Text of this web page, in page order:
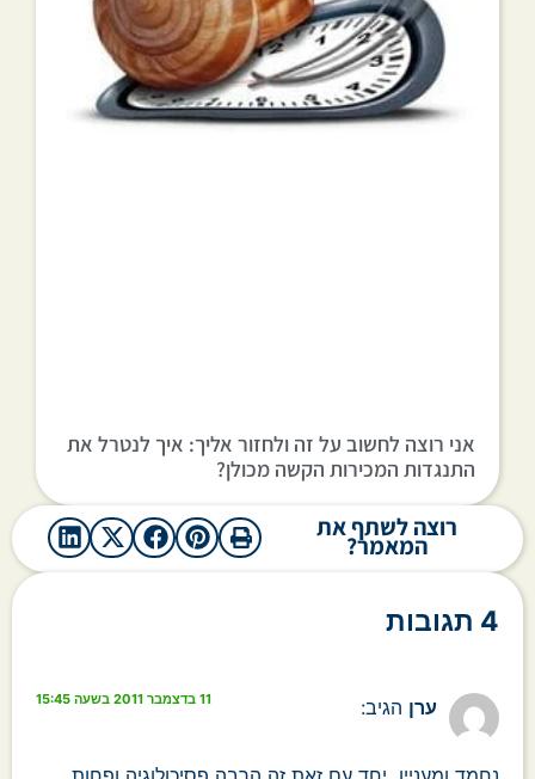
אני רוצה לחשוב על זה ולחזור אליך: איך לנטרל את
התנגדות המכירות הקשה מכולן?
רוצה לשתף את
המאמר?
4 תגובות
ערן הגיב: 11 בדצמבר 2011 בשעה 15:45